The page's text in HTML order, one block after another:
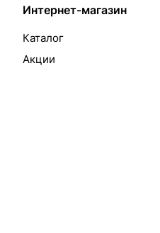
Интернет-магазин
Каталог
Акции